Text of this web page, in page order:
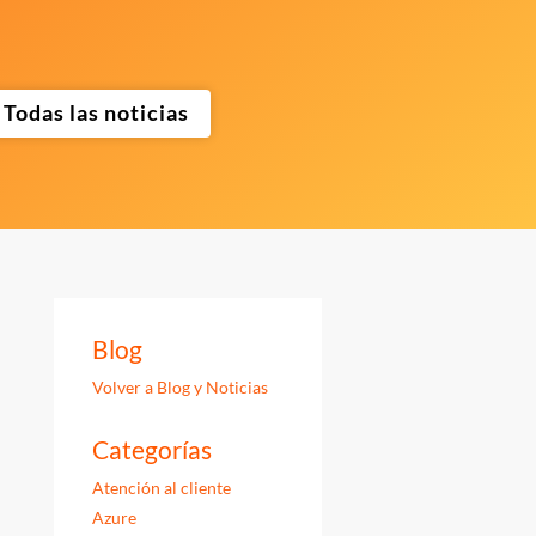
Todas las noticias
Blog
Volver a Blog y Noticias
Categorías
Atención al cliente
Azure